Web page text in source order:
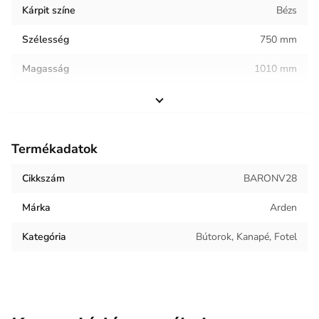
Kárpit színe Bézs
Szélesség 750 mm
Magasság 1010 mm
Kárpit anyaga
Termékadatok
Cikkszám BARONV28
Márka Arden
Kategória Bútorok, Kanapé, Fotel